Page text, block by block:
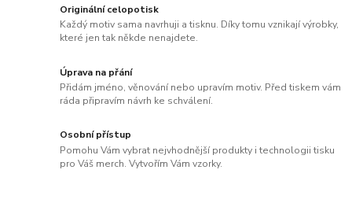
Originální celopotisk
Každý motiv sama navrhuji a tisknu. Díky tomu vznikají výrobky,
které jen tak někde nenajdete.
Úprava na přání
Přidám jméno, věnování nebo upravím motiv. Před tiskem vám
ráda připravím návrh ke schválení.
Osobní přístup
Pomohu Vám vybrat nejvhodnější produkty i technologii tisku
pro Váš merch. Vytvořím Vám vzorky.